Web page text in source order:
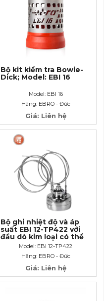
Bộ kit kiểm tra Bowie-
Dick; Model: EBI 16
Model: EBI 16
Hãng: EBRO - Đức
Giá: Liên hệ
Bộ ghi nhiệt độ và áp
suất EBI 12-TP422 với
đầu dò kim loại có thể
uốn cong dài 40mm và
Model: EBI 12-TP422
Hãng: EBRO - Đức
Giá: Liên hệ